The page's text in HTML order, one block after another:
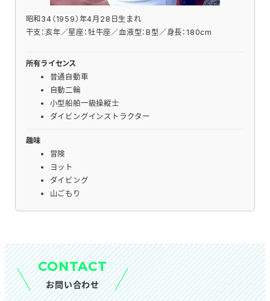
昭和34（1959）年4月28日生まれ
干支：亥年／星座：牡牛座／血液型：B型／身長：180cm
所有ライセンス
普通自動車
自動二輪
小型船舶一級操縦士
ダイビングインストラクター
趣味
冒険
ヨット
ダイビング
山ごもり
CONTACT
お問い合わせ